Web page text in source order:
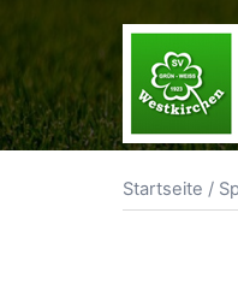
springen
Startseite /